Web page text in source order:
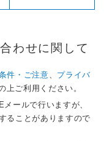
わせに関して
件・ご注意、 プライバ
上ご利用ください。
ールで行いますが、
ることがありますので